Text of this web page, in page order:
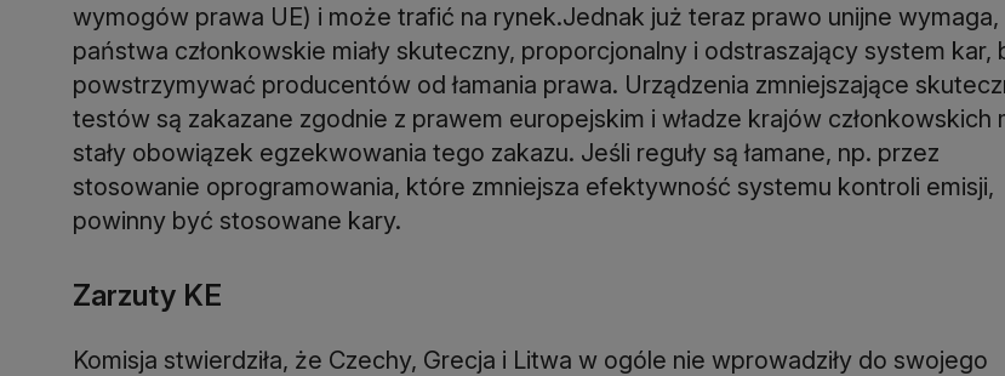
wymogów prawa UE) i może trafić na rynek.Jednak już teraz prawo unijne wymaga,
państwa członkowskie miały skuteczny, proporcjonalny i odstraszający system kar,
powstrzymywać producentów od łamania prawa. Urządzenia zmniejszające
testów są zakazane zgodnie z prawem europejskim i władze krajów członkowskich
stały obowiązek egzekwowania tego zakazu. Jeśli reguły są łamane, np. przez
stosowanie oprogramowania, które zmniejsza efektywność systemu kontroli emisji,
powinny być stosowane kary.
Zarzuty KE
Komisja stwierdziła, że Czechy, Grecja i Litwa w ogóle nie wprowadziły do swojego